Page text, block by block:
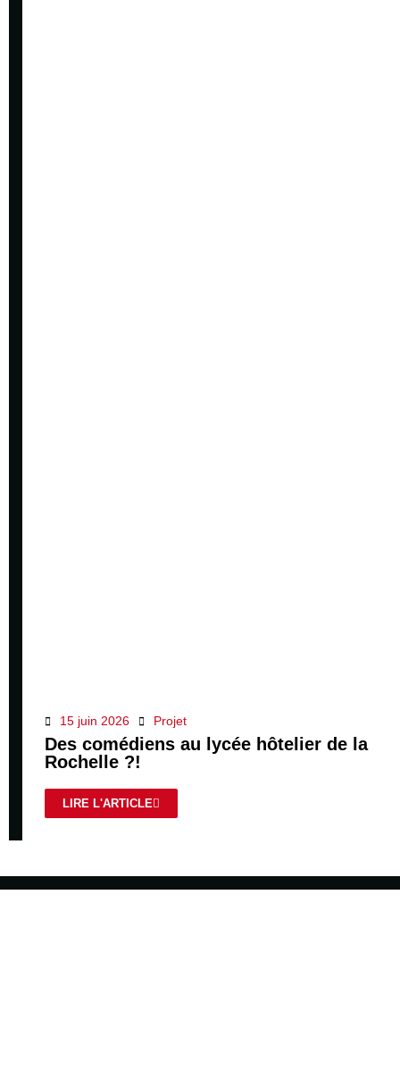
15 juin 2026 Projet
Des comédiens au lycée hôtelier de la
Rochelle ?!
LIRE L'ARTICLE